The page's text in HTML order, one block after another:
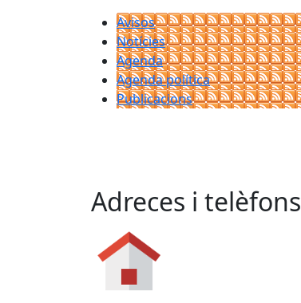
Avisos
Notícies
Agenda
Agenda política
Publicacions
Adreces i telèfons